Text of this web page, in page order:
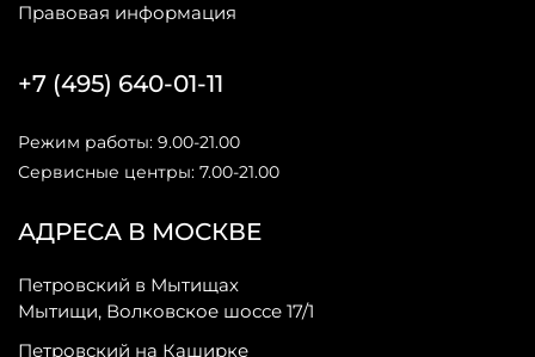
Правовая информация
АДРЕСА В МОСКВЕ
Петровский в Мытищах
Мытищи, Волковское шоссе 17/1
Петровский на Каширке
+7 (495) 640-01-11
Режим работы: 9.00-21.00
Сервисные центры: 7.00-21.00